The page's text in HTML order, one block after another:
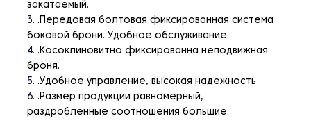
закатаемый.
.Передовая болтовая фиксированная система
боковой брони. Удобное обслуживание.
.Косоклиновитно фиксированна неподвижная
броня.
.Удобное управление, высокая надежность
.Размер продукции равномерный,
раздробленные соотношения большие.